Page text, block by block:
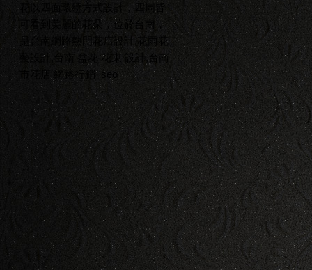
花以四面環繞方式設計，四周皆
可看到美麗的花朵，位於台南，
是台南網路熱門花店設計,花雨花
藝設計,台南 盆花 花束 設計,台南
市花店
網路行銷 seo